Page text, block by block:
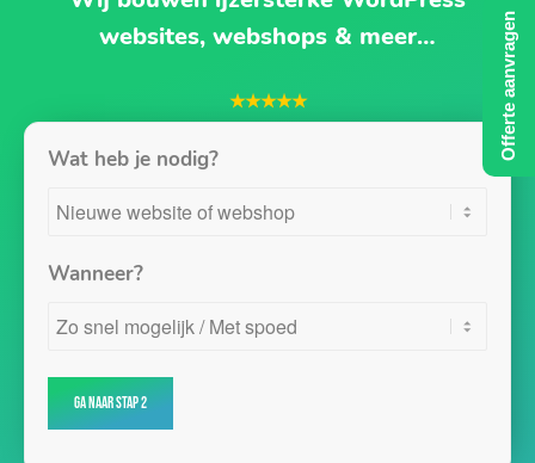
websites, webshops & meer…
★★★★★
Wat heb je nodig?
Wanneer?
Offerte aanvragen